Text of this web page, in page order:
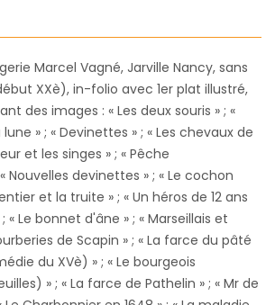
Marcel Vagné, Jarville Nancy, sans
XXè), in-folio avec 1er plat illustré,
des images : « Les deux souris » ; «
» ; « Devinettes » ; « Les chevaux de
et les singes » ; « Pêche
Nouvelles devinettes » ; « Le cochon
et la truite » ; « Un héros de 12 ans
« Le bonnet d'âne » ; « Marseillais et
de Scapin » ; « La farce du pâté
du XVè) » ; « Le bourgeois
» ; « La farce de Pathelin » ; « Mr de